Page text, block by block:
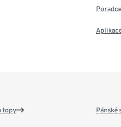
topy Pánské